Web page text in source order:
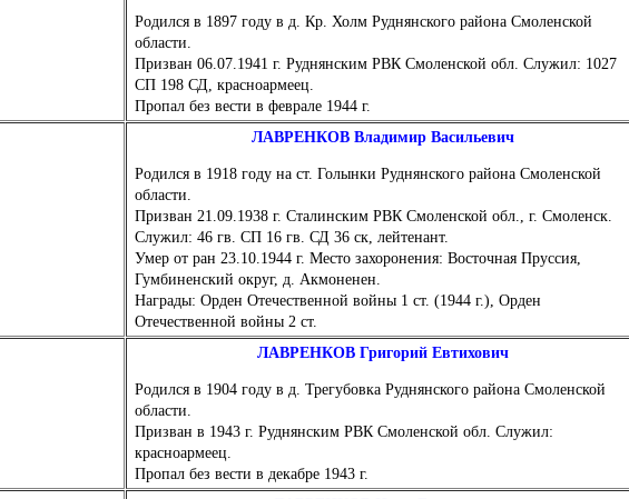
Родился в 1897 году в д. Кр. Холм Руднянского района Смоленской
области.
Призван 06.07.1941 г. Руднянским РВК Смоленской обл. Служил: 1027
СП 198 СД, красноармеец.
Пропал без вести в феврале 1944 г.
ЛАВРЕНКОВ Владимир Васильевич
Родился в 1918 году на ст. Голынки Руднянского района Смоленской
области.
Призван 21.09.1938 г. Сталинским РВК Смоленской обл., г. Смоленск.
Служил: 46 гв. СП 16 гв. СД 36 ск, лейтенант.
Умер от ран 23.10.1944 г. Место захоронения: Восточная Пруссия,
Гумбиненский округ, д. Акмоненен.
Награды: Орден Отечественной войны 1 ст. (1944 г.), Орден
Отечественной войны 2 ст.
ЛАВРЕНКОВ Григорий Евтихович
Родился в 1904 году в д. Трегубовка Руднянского района Смоленской
области.
Призван в 1943 г. Руднянским РВК Смоленской обл. Служил:
красноармеец.
Пропал без вести в декабре 1943 г.